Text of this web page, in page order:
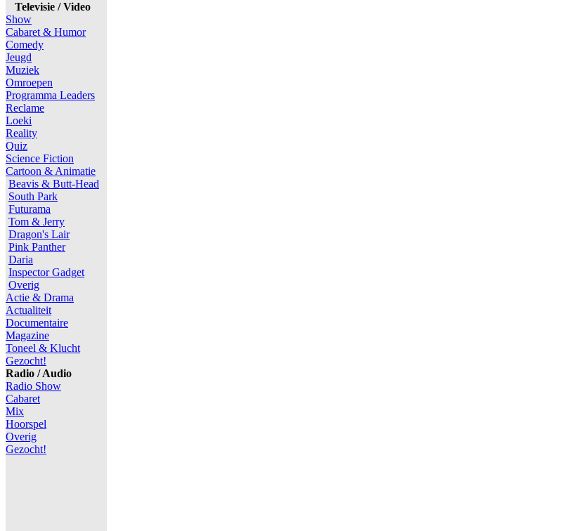
Televisie / Video
Show
Cabaret & Humor
Comedy
Jeugd
Muziek
Omroepen
Programma Leaders
Reclame
Loeki
Reality
Quiz
Science Fiction
Cartoon & Animatie
Beavis & Butt-Head
South Park
Futurama
Tom & Jerry
Dragon's Lair
Pink Panther
Daria
Inspector Gadget
Overig
Actie & Drama
Actualiteit
Documentaire
Magazine
Toneel & Klucht
Gezocht!
Radio / Audio
Radio Show
Cabaret
Mix
Hoorspel
Overig
Gezocht!